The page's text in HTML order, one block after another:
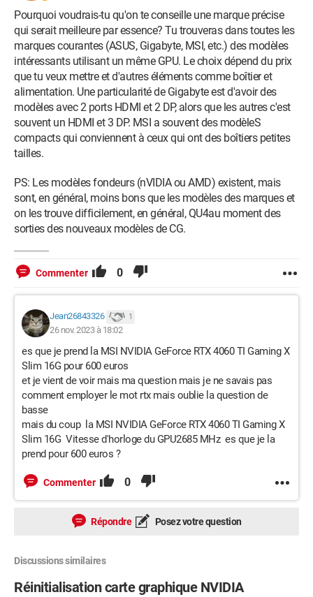
Pourquoi voudrais-tu qu'on te conseille une marque précise
qui serait meilleure par essence? Tu trouveras dans toutes les
marques courantes (ASUS, Gigabyte, MSI, etc.) des modèles
intéressants utilisant un même GPU. Le choix dépend du prix
que tu veux mettre et d'autres éléments comme boîtier et
alimentation. Une particularité de Gigabyte est d'avoir des
modèles avec 2 ports HDMI et 2 DP, alors que les autres c'est
souvent un HDMI et 3 DP. MSI a souvent des modèleS
compacts qui conviennent à ceux qui ont des boîtiers petites
tailles.
PS: Les modèles fondeurs (nVIDIA ou AMD) existent, mais
sont, en général, moins bons que les modèles des marques et
on les trouve difficilement, en général, QU4au moment des
sorties des nouveaux modèles de CG.
Commenter 0
Jean26843326 1
26 nov. 2023 à 18:02
es que je prend la MSI NVIDIA GeForce RTX 4060 TI Gaming X
Slim 16G pour 600 euros
et je vient de voir mais ma question mais je ne savais pas
comment employer le mot rtx mais oublie la question de
basse
mais du coup la MSI NVIDIA GeForce RTX 4060 TI Gaming X
Slim 16G Vitesse d'horloge du GPU2685 MHz es que je la
prend pour 600 euros ?
Commenter 0
Répondre Posez votre question
Discussions similaires
Réinitialisation carte graphique NVIDIA